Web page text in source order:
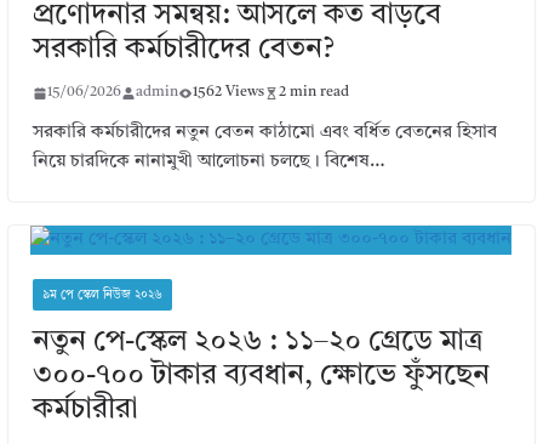
প্রণোদনার সমন্বয়: আসলে কত বাড়বে
সরকারি কর্মচারীদের বেতন?
15/06/2026 admin 1562 Views 2 min read
সরকারি কর্মচারীদের নতুন বেতন কাঠামো এবং বর্ধিত বেতনের হিসাব
নিয়ে চারদিকে নানামুখী আলোচনা চলছে। বিশেষ…
৯ম পে স্কেল নিউজ ২০২৬
নতুন পে-স্কেল ২০২৬ : ১১–২০ গ্রেডে মাত্র
৩০০-৭০০ টাকার ব্যবধান, ক্ষোভে ফুঁসছেন
কর্মচারীরা